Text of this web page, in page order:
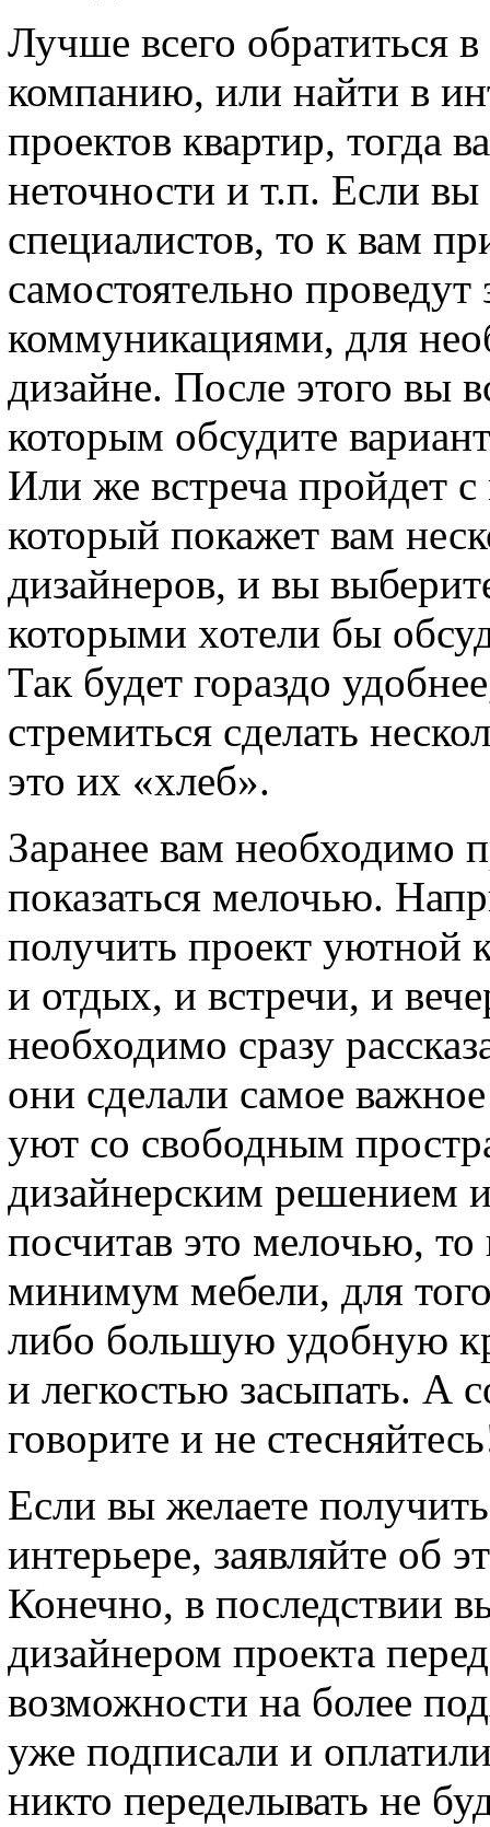
Лучше всего обратиться
компанию, или найти в
проектов квартир, тогда
неточности и т.п. Если вы
специалистов, то к вам
самостоятельно
коммуникациями, для
дизайне. После этого вы
которым обсудите
Или же встреча пройдет
который покажет вам
дизайнеров, и вы
которыми хотели бы
Так будет гораздо
стремиться сделать
это их «хлеб».
Заранее вам необходимо
показаться мелочью.
получить проект уютной
и отдых, и встречи, и
необходимо сразу
они сделали самое
уют со свободным
дизайнерским решением
посчитав это мелочью,
минимум мебели, для
либо большую удобную
и легкостью засыпать. А
говорите и не
Если вы желаете
интерьере, заявляйте об
Конечно, в последствии
дизайнером проекта
возможности на более
уже подписали и
никто переделывать не